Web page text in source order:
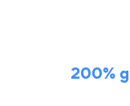
200%